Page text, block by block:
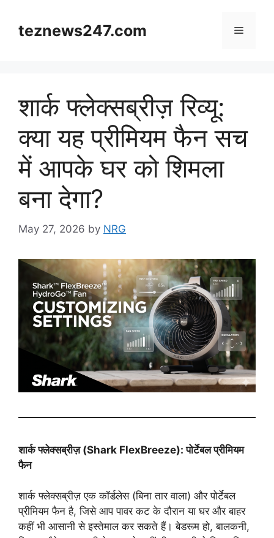
contentteznews247.com Menu
शार्क फ्लेक्सब्रीज़ रिव्यू:
क्या यह प्रीमियम फैन सच
में आपके घर को शिमला
बना देगा?
May 27, 2026 by NRG
शार्क फ्लेक्सब्रीज़ (Shark FlexBreeze): पोर्टेबल प्रीमियम
फैन
शार्क फ्लेक्सब्रीज़ एक कॉर्डलेस (बिना तार वाला) और पोर्टेबल
प्रीमियम फैन है, जिसे आप पावर कट के दौरान या घर और बाहर
कहीं भी आसानी से इस्तेमाल कर सकते हैं। बेडरूम हो, बालकनी,